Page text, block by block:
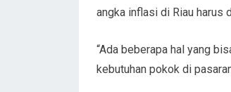
angka inflasi di Riau harus
“Ada beberapa hal yang
kebutuhan pokok di